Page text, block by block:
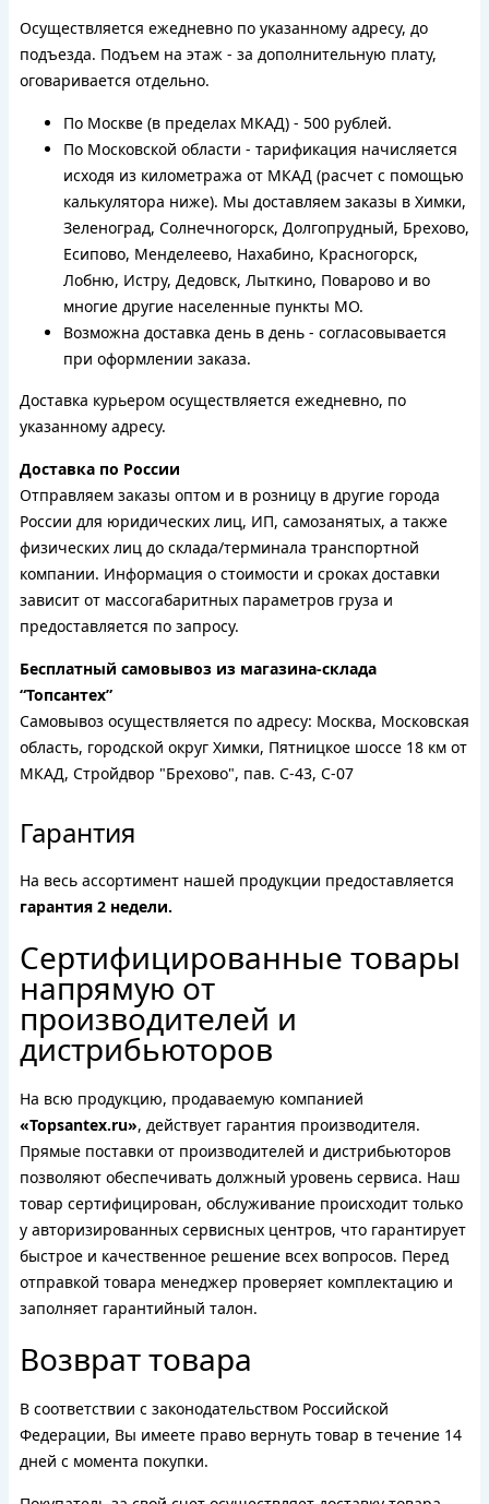
Осуществляется ежедневно по указанному адресу, до
подъезда. Подъем на этаж - за дополнительную плату,
оговаривается отдельно.
По Москве (в пределах МКАД) - 500 рублей.
По Московской области - тарификация начисляется
исходя из километража от МКАД (расчет с помощью
калькулятора ниже). Мы доставляем заказы в Химки,
Зеленоград, Солнечногорск, Долгопрудный, Брехово,
Есипово, Менделеево, Нахабино, Красногорск,
Лобню, Истру, Дедовск, Лыткино, Поварово и во
многие другие населенные пункты МО.
Возможна доставка день в день - согласовывается
при оформлении заказа.
Доставка курьером осуществляется ежедневно, по
указанному адресу.
Доставка по России
Отправляем заказы оптом и в розницу в другие города
России для юридических лиц, ИП, самозанятых, а также
физических лиц до склада/терминала транспортной
компании. Информация о стоимости и сроках доставки
зависит от массогабаритных параметров груза и
предоставляется по запросу.
Бесплатный самовывоз из магазина-склада
“Топсантех”
Самовывоз осуществляется по адресу: Москва, Московская
область, городской округ Химки, Пятницкое шоссе 18 км от
МКАД, Стройдвор "Брехово", пав. С-43, С-07
Гарантия
На весь ассортимент нашей продукции предоставляется
гарантия 2 недели.
Сертифицированные товары
напрямую от
производителей и
дистрибьюторов
На всю продукцию, продаваемую компанией
«Topsantex.ru», действует гарантия производителя.
Прямые поставки от производителей и дистрибьюторов
позволяют обеспечивать должный уровень сервиса. Наш
товар сертифицирован, обслуживание происходит только
у авторизированных сервисных центров, что гарантирует
быстрое и качественное решение всех вопросов. Перед
отправкой товара менеджер проверяет комплектацию и
заполняет гарантийный талон.
Возврат товара
В соответствии с законодательством Российской
Федерации, Вы имеете право вернуть товар в течение 14
дней с момента покупки.